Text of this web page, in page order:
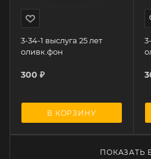
3-34-1 выслуга 25 лет
оливк.фон
300 ₽
В КОРЗИНУ
ПОКАЗАТЬ